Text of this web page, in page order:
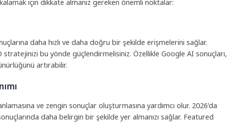
için dikkate almanız gereken önemli noktalar:
daha hızlı ve daha doğru bir şekilde erişmelerini sağlar.
bu yönde güçlendirmelisiniz. Özellikle Google AI sonuçları,
artırabilir.
ve zengin sonuçlar oluşturmasına yardımcı olur. 2026’da
daha belirgin bir şekilde yer almanızı sağlar. Featured